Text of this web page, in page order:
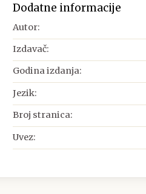
Dodatne informacije
Autor:
Izdavač:
Godina izdanja:
Jezik:
Broj stranica:
Uvez: